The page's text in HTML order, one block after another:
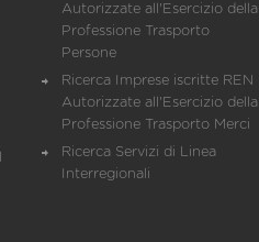
Autorizzate all'Esercizio della
Professione Trasporto
Persone
Ricerca Imprese iscritte REN
Autorizzate all'Esercizio della
Professione Trasporto Merci
Ricerca Servizi di Linea
Interregionali